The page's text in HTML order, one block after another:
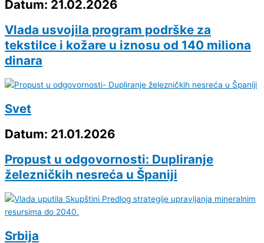
Datum: 21.02.2026
Vlada usvojila program podrške za
tekstilce i kožare u iznosu od 140 miliona
dinara
Svet
Datum: 21.01.2026
Propust u odgovornosti: Dupliranje
železničkih nesreća u Španiji
Srbija